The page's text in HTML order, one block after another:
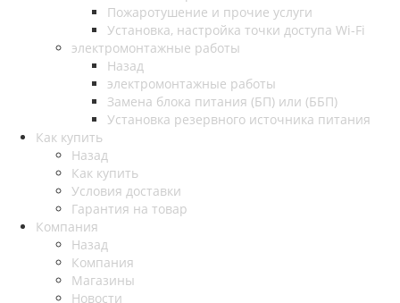
Пожаротушение и прочие услуги
Установка, настройка точки доступа Wi-Fi
электромонтажные работы
Назад
электромонтажные работы
Замена блока питания (БП) или (ББП)
Установка резервного источника питания
Как купить
Назад
Как купить
Условия доставки
Гарантия на товар
Компания
Назад
Компания
Магазины
Новости